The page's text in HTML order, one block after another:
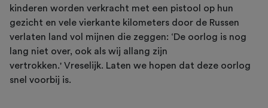
kinderen worden verkracht met een pistool op hun
gezicht en vele vierkante kilometers door de Russen
verlaten land vol mijnen die zeggen: ‘De oorlog is nog
lang niet over, ook als wij allang zijn
vertrokken.' Vreselijk. Laten we hopen dat deze oorlog
snel voorbij is.